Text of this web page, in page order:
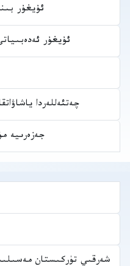
ئۇيغۇر
ئۇيغۇر
چەتئەللەردا
جەزەرىيە
شەرقىي تۈركىستان